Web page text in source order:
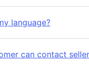
language?
can contact